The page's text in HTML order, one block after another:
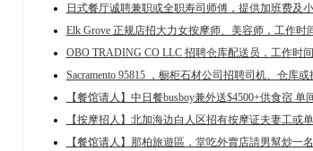
日式餐厅诚聘兼职或全职寿司师傅，提供加班费及
Elk Grove 正规店招大力女按摩师、美容师，工作时
OBO TRADING CO LLC 招聘仓库配送员，工作时
Sacramento 95815 ，橱柜石材公司招聘司机、仓库
【餐馆请人】中日餐busboy兼外送$4500+供食宿
【按摩招人】北加海边白人区招有按摩证夫妻工或
【餐馆请人】那柏旅遊區，堂吃外賣店請男幫炒一